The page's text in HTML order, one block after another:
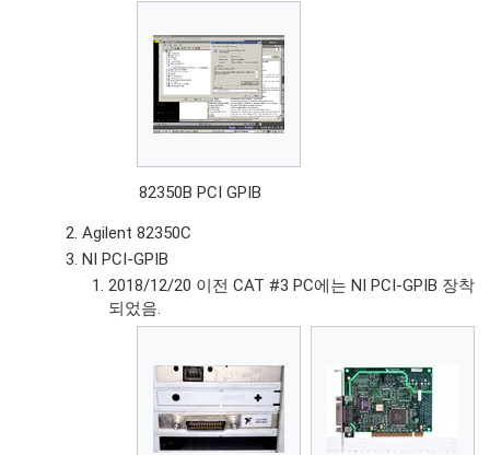
82350B PCI GPIB
Agilent 82350C
NI PCI-GPIB
2018/12/20 이전 CAT #3 PC에는 NI PCI-GPIB 장착
되었음.